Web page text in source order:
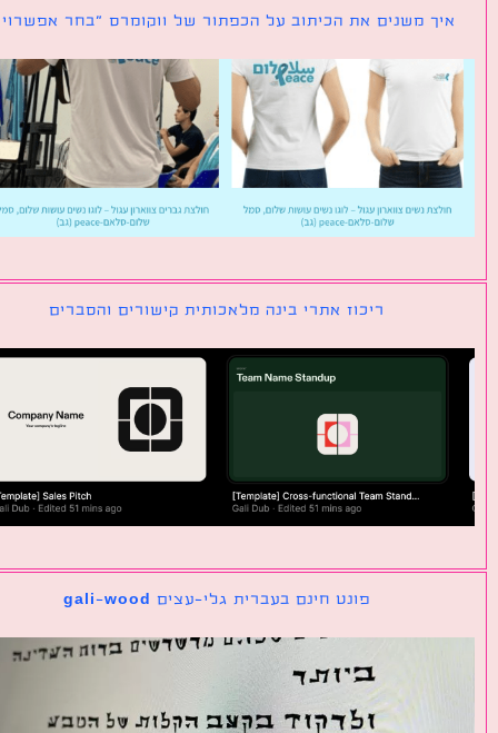
משנים את הכיתוב על הכפתור של ווקומרס ״בחר אפשרויות״
ריכוז אתרי בינה מלאכותית קישורים והסברים
פונט חינם בעברית גלי-עצים gali-wood